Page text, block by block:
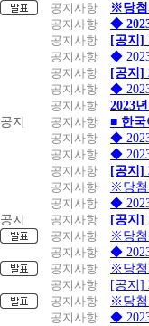
공지사항
※당첨
공지사항
◆
공지사항
[공지]
공지사항
◆
공지사항
[공지]
공지사항
◆
공지사항
2023
공지
공지사항
■ 한국
공지사항
◆
공지사항
◆
공지사항
[공지]
공지사항
※당첨
공지사항
◆
공지
공지사항
[공지]
공지사항
※당첨
공지사항
◆
공지사항
※당첨
공지사항
[공지]
공지사항
※당첨
공지사항
◆